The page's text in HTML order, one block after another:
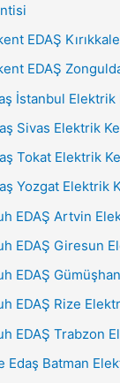
EDAŞ
EDAŞ
İstanbul Elektrik
Sivas Elektrik
Tokat Elektrik
Yozgat Elektrik
EDAŞ Artvin
EDAŞ Giresun
EDAŞ
EDAŞ Rize
EDAŞ Trabzon
Edaş Batman